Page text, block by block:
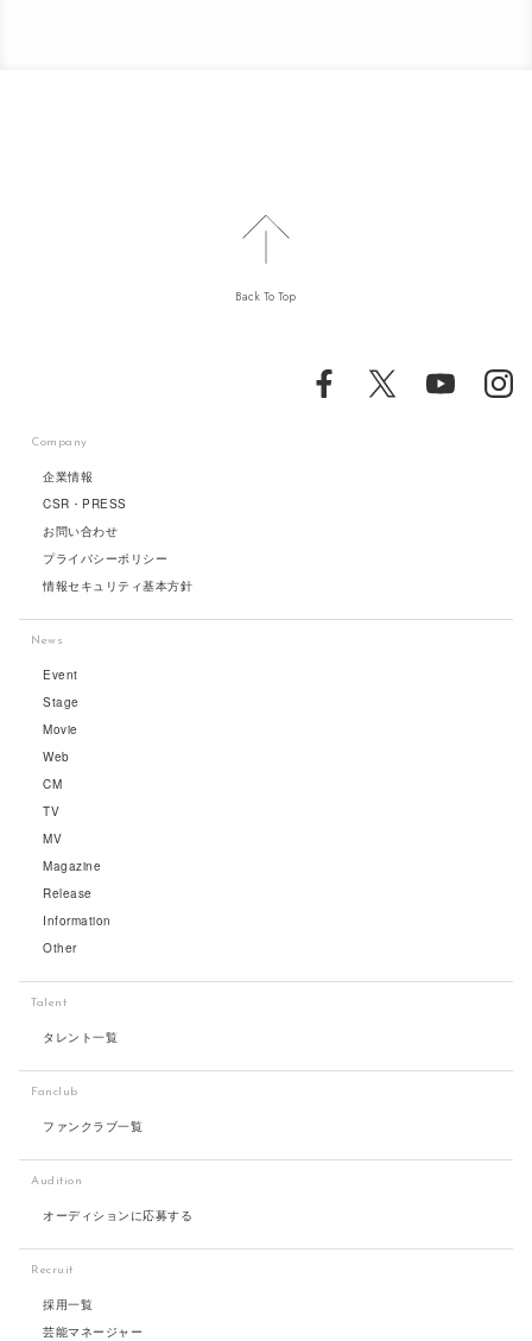
Back To Top
Company
企業情報
CSR・PRESS
お問い合わせ
プライバシーポリシー
情報セキュリティ基本方針
News
Event
Stage
Movie
Web
CM
TV
MV
Magazine
Release
Information
Other
Talent
タレント一覧
Fanclub
ファンクラブ一覧
Audition
オーディションに応募する
Recruit
採用一覧
芸能マネージャー